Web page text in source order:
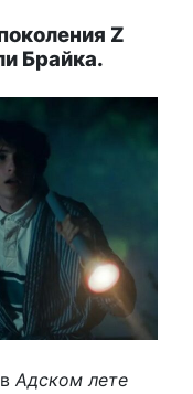
Z
Брайка.
Адском лете